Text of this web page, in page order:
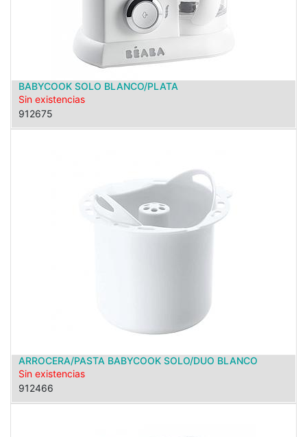
BABYCOOK SOLO BLANCO/PLATA
Sin existencias
912675
ARROCERA/PASTA BABYCOOK SOLO/DUO BLANCO
Sin existencias
912466